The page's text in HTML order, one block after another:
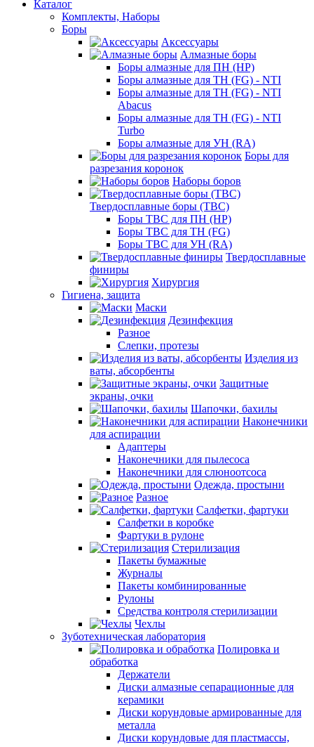
Каталог
Комплекты, Наборы
Боры
Аксессуары
Алмазные боры
Боры алмазные для ПН (HP)
Боры алмазные для ТН (FG) - NTI
Боры алмазные для ТН (FG) - NTI
Abacus
Боры алмазные для ТН (FG) - NTI
Turbo
Боры алмазные для УН (RA)
Боры для
разрезания коронок
Наборы боров
Твердосплавные боры (ТВС)
Боры ТВС для ПН (HP)
Боры ТВС для ТН (FG)
Боры ТВС для УН (RA)
Твердосплавные
финиры
Хирургия
Гигиена, защита
Маски
Дезинфекция
Разное
Слепки, протезы
Изделия из
ваты, абсорбенты
Защитные
экраны, очки
Шапочки, бахилы
Наконечники
для аспирации
Адаптеры
Наконечники для пылесоса
Наконечники для слюноотсоса
Одежда, простыни
Разное
Салфетки, фартуки
Салфетки в коробке
Фартуки в рулоне
Стерилизация
Пакеты бумажные
Журналы
Пакеты комбинированные
Рулоны
Средства контроля стерилизации
Чехлы
Зуботехническая лаборатория
Полировка и
обработка
Держатели
Диски алмазные сепарационные для
керамики
Диски корундовые армированные для
металла
Диски корундовые для пластмассы,